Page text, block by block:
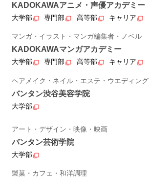
KADOKAWAアニメ・声優アカデミー
大学部 専門部 高等部 キャリア
マンガ・イラスト・マンガ編集者・ノベル
KADOKAWAマンガアカデミー
大学部 専門部 高等部 キャリア
ヘアメイク・ネイル・エステ・ウエディング
バンタン渋谷美容学院
大学部
アート・デザイン・映像・映画
バンタン芸術学院
大学部
製菓・カフェ・和洋調理